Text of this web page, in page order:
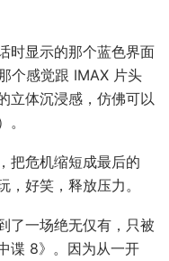
时显示的那个蓝色界面
个感觉跟 IMAX 片头
立体沉浸感，仿佛可以
把危机缩短成最后的
好笑，释放压力。
了一场绝无仅有，只被
谍 8》。因为从一开